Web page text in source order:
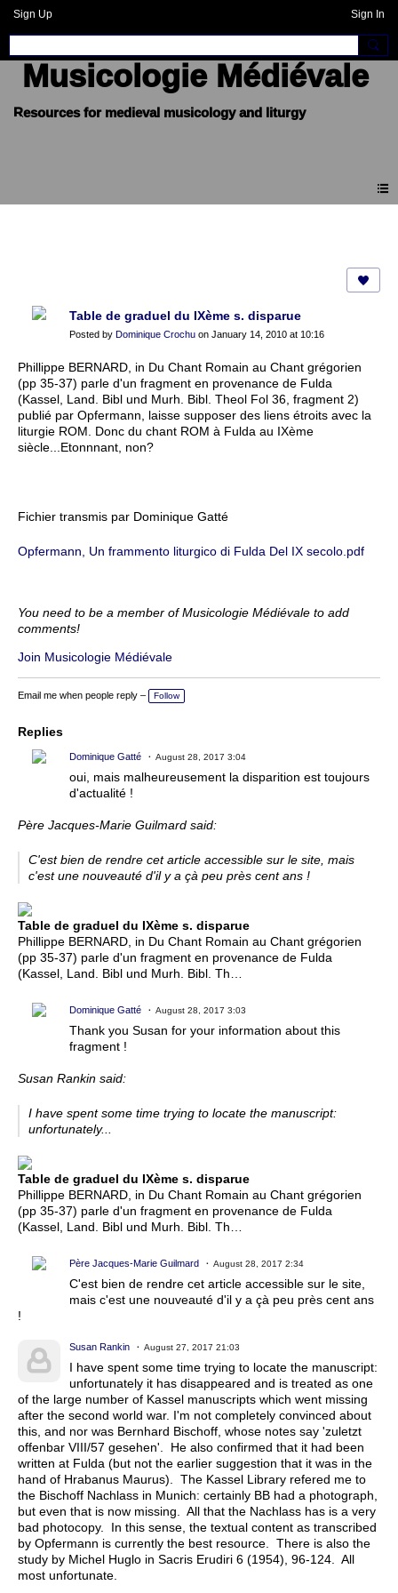
Sign Up Sign In
Musicologie Médiévale
Table de graduel du IXème s. disparue
Posted by Dominique Crochu on January 14, 2010 at 10:16
Phillippe BERNARD, in Du Chant Romain au Chant grégorien
(pp 35-37) parle d'un fragment en provenance de Fulda
(Kassel, Land. Bibl und Murh. Bibl. Theol Fol 36, fragment 2)
publié par Opfermann, laisse supposer des liens étroits avec la
liturgie ROM. Donc du chant ROM à Fulda au IXème
siècle...Etonnnant, non?
Fichier transmis par Dominique Gatté
Opfermann, Un frammento liturgico di Fulda Del IX secolo.pdf
You need to be a member of Musicologie Médiévale to add
comments!
Join Musicologie Médiévale
Email me when people reply – Follow
Replies
Dominique Gatté August 28, 2017 3:04
oui, mais malheureusement la disparition est toujours
d'actualité !
Père Jacques-Marie Guilmard said:
C'est bien de rendre cet article accessible sur le site, mais
c'est une nouveauté d'il y a çà peu près cent ans !
Table de graduel du IXème s. disparue
Phillippe BERNARD, in Du Chant Romain au Chant grégorien
(pp 35-37) parle d'un fragment en provenance de Fulda
(Kassel, Land. Bibl und Murh. Bibl. Th…
Dominique Gatté August 28, 2017 3:03
Thank you Susan for your information about this
fragment !
Susan Rankin said:
I have spent some time trying to locate the manuscript:
unfortunately...
Table de graduel du IXème s. disparue
Phillippe BERNARD, in Du Chant Romain au Chant grégorien
(pp 35-37) parle d'un fragment en provenance de Fulda
(Kassel, Land. Bibl und Murh. Bibl. Th…
Père Jacques-Marie Guilmard August 28, 2017 2:34
C'est bien de rendre cet article accessible sur le site,
mais c'est une nouveauté d'il y a çà peu près cent ans
!
Susan Rankin August 27, 2017 21:03
I have spent some time trying to locate the manuscript:
unfortunately it has disappeared and is treated as one
of the large number of Kassel manuscripts which went missing
after the second world war. I'm not completely convinced about
this, and nor was Bernhard Bischoff, whose notes say 'zuletzt
offenbar VIII/57 gesehen'. He also confirmed that it had been
written at Fulda (but not the earlier suggestion that it was in the
hand of Hrabanus Maurus). The Kassel Library refered me to
the Bischoff Nachlass in Munich: certainly BB had a photograph,
but even that is now missing. All that the Nachlass has is a very
bad photocopy. In this sense, the textual content as transcribed
by Opfermann is currently the best resource. There is also the
study by Michel Huglo in Sacris Erudiri 6 (1954), 96-124. All
most unfortunate.